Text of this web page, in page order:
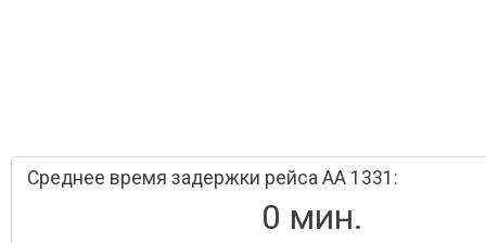
Среднее время задержки рейса AA 1331:
0 мин.